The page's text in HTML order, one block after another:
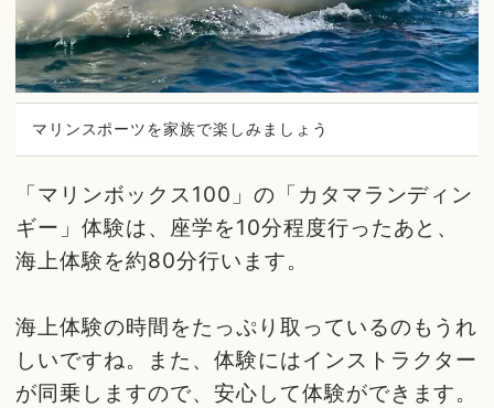
マリンスポーツを家族で楽しみましょう
「マリンボックス100」の「カタマランディン
ギー」体験は、座学を10分程度行ったあと、
海上体験を約80分行います。
海上体験の時間をたっぷり取っているのもうれ
しいですね。また、体験にはインストラクター
が同乗しますので、安心して体験ができます。